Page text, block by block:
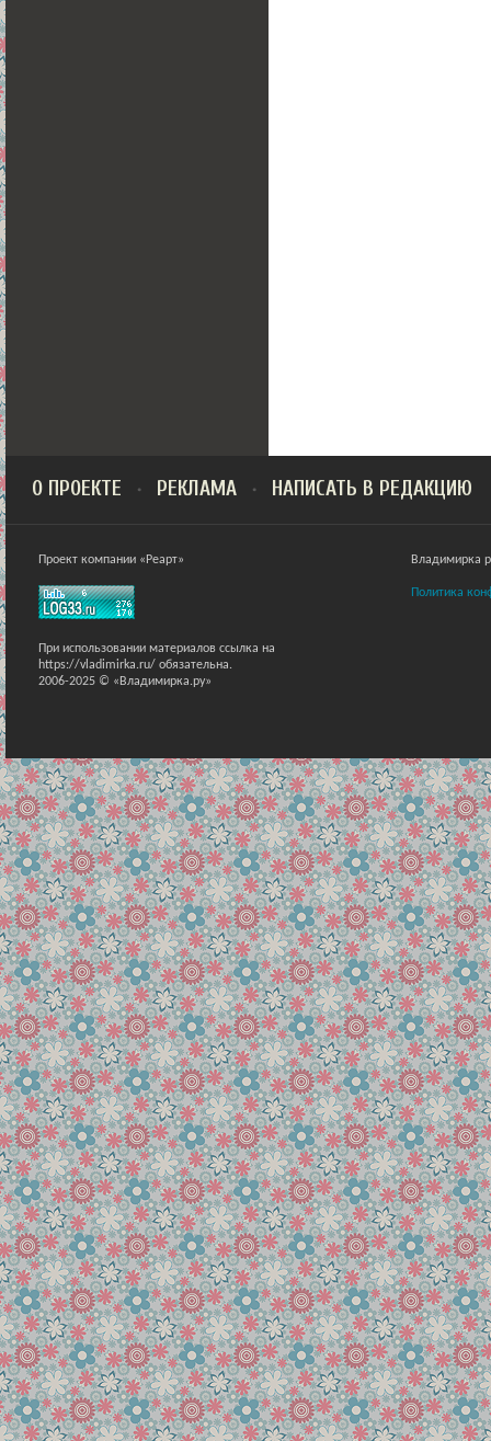
О ПРОЕКТЕ РЕКЛАМА НАПИСАТЬ В РЕДАКЦИЮ
Проект компании «Реарт»
При использовании материалов ссылка на
https://vladimirka.ru/ обязательна.
2006-2025 © «Владимирка.ру»
Владимирка
Политика